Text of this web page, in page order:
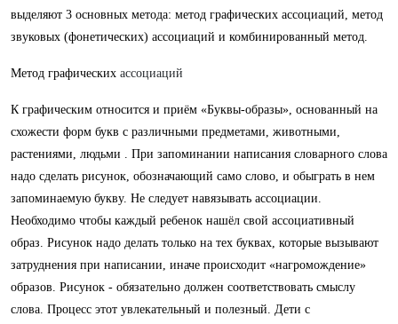
выделяют 3 основных метода: метод графических ассоциаций, метод
звуковых (фонетических) ассоциаций и комбинированный метод.
Метод графических ассоциаций
К графическим относится и приём «Буквы-образы», основанный на
схожести форм букв с различными предметами, животными,
растениями, людьми . При запоминании написания словарного слова
надо сделать рисунок, обозначающий само слово, и обыграть в нем
запоминаемую букву. Не следует навязывать ассоциации.
Необходимо чтобы каждый ребенок нашёл свой ассоциативный
образ. Рисунок надо делать только на тех буквах, которые вызывают
затруднения при написании, иначе происходит «нагромождение»
образов. Рисунок - обязательно должен соответствовать смыслу
слова. Процесс этот увлекательный и полезный. Дети с